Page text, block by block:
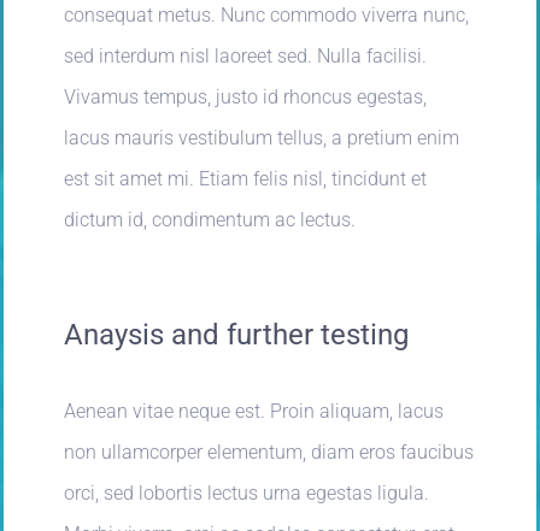
consequat metus. Nunc commodo viverra nunc,
sed interdum nisl laoreet sed. Nulla facilisi.
Vivamus tempus, justo id rhoncus egestas,
lacus mauris vestibulum tellus, a pretium enim
est sit amet mi. Etiam felis nisl, tincidunt et
dictum id, condimentum ac lectus.
Anaysis and further testing
Aenean vitae neque est. Proin aliquam, lacus
non ullamcorper elementum, diam eros faucibus
orci, sed lobortis lectus urna egestas ligula.